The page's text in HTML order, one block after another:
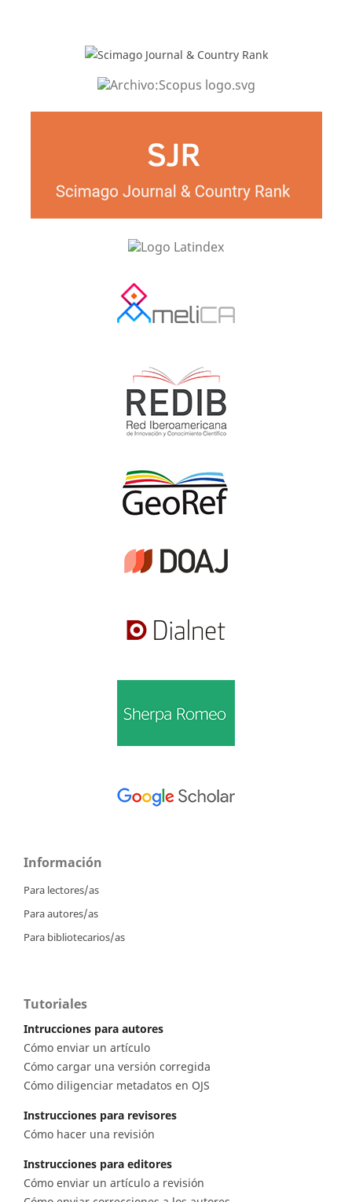
Información
Para lectores/as
Para autores/as
Para bibliotecarios/as
Tutoriales
Intrucciones para autores
Cómo enviar un artículo
Cómo cargar una versión corregida
Cómo diligenciar metadatos en OJS
Instrucciones para revisores
Cómo hacer una revisión
Instrucciones para editores
Cómo enviar un artículo a revisión